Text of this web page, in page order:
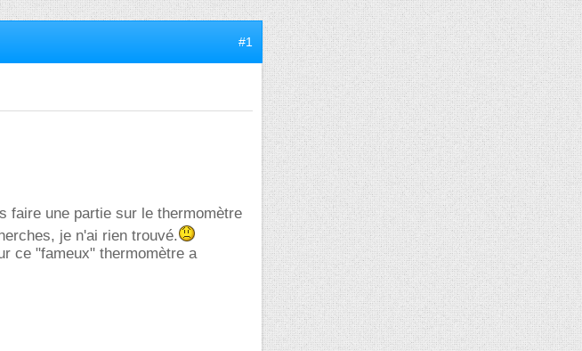
#1
faire une partie sur le thermomètre
je n'ai rien trouvé.
ce "fameux" thermomètre a